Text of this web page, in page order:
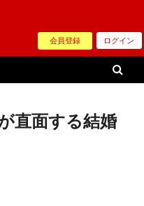
会員登録 ログイン
直面する結婚